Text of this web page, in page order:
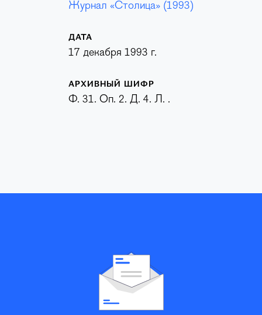
Журнал «Столица» (1993)
ДАТА
17 декабря 1993 г.
АРХИВНЫЙ ШИФР
Ф. 31. Оп. 2. Д. 4. Л. .